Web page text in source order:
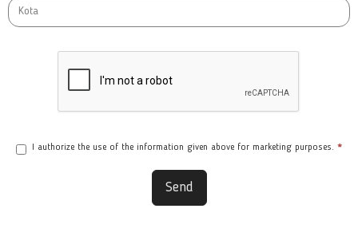
I authorize the use of the information given above for marketing purposes. *
Send